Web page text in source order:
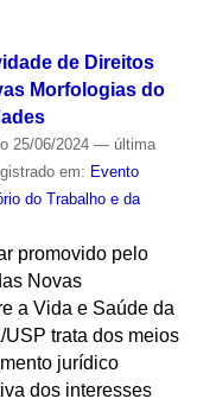
de Direitos
Morfologias do
25/06/2024 — última
em: Evento
do Trabalho e da
promovido pelo
Novas
a Vida e Saúde da
USP trata dos meios
jurídico
dos interesses